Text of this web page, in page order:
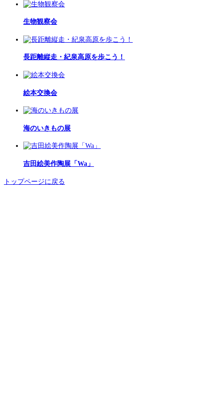
生物観察会
長距離縦走・紀泉高原を歩こう！
絵本交換会
海のいきもの展
吉田絵美作陶展「Wa」
トップページに戻る